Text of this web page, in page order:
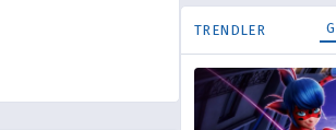
TRENDLER